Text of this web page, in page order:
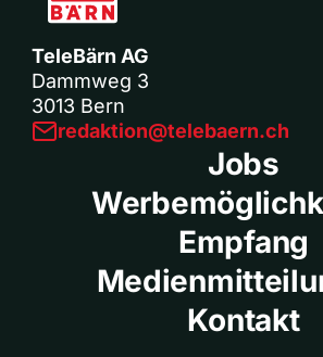
TeleBärn AG
Dammweg 3
3013 Bern
redaktion@telebaern.ch
Jobs
Empfang
Kontakt